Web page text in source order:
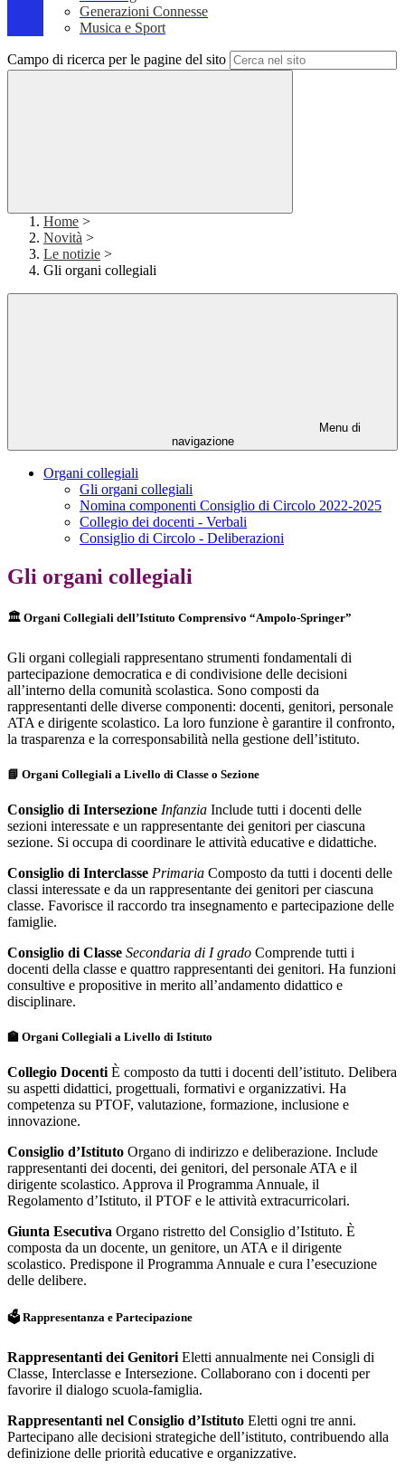
Generazioni Connesse
Musica e Sport
Campo di ricerca per le pagine del sito
Home >
Novità >
Le notizie >
Gli organi collegiali
Menu di
navigazione
Organi collegiali
Gli organi collegiali
Nomina componenti Consiglio di Circolo 2022-2025
Collegio dei docenti - Verbali
Consiglio di Circolo - Deliberazioni
Gli organi collegiali
🏛️ Organi Collegiali dell’Istituto Comprensivo “Ampolo-Springer”
Gli organi collegiali rappresentano strumenti fondamentali di
partecipazione democratica e di condivisione delle decisioni
all’interno della comunità scolastica. Sono composti da
rappresentanti delle diverse componenti: docenti, genitori, personale
ATA e dirigente scolastico. La loro funzione è garantire il confronto,
la trasparenza e la corresponsabilità nella gestione dell’istituto.
📘 Organi Collegiali a Livello di Classe o Sezione
Consiglio di Intersezione Infanzia Include tutti i docenti delle
sezioni interessate e un rappresentante dei genitori per ciascuna
sezione. Si occupa di coordinare le attività educative e didattiche.
Consiglio di Interclasse Primaria Composto da tutti i docenti delle
classi interessate e da un rappresentante dei genitori per ciascuna
classe. Favorisce il raccordo tra insegnamento e partecipazione delle
famiglie.
Consiglio di Classe Secondaria di I grado Comprende tutti i
docenti della classe e quattro rappresentanti dei genitori. Ha funzioni
consultive e propositive in merito all’andamento didattico e
disciplinare.
🏫 Organi Collegiali a Livello di Istituto
Collegio Docenti È composto da tutti i docenti dell’istituto. Delibera
su aspetti didattici, progettuali, formativi e organizzativi. Ha
competenza su PTOF, valutazione, formazione, inclusione e
innovazione.
Consiglio d’Istituto Organo di indirizzo e deliberazione. Include
rappresentanti dei docenti, dei genitori, del personale ATA e il
dirigente scolastico. Approva il Programma Annuale, il
Regolamento d’Istituto, il PTOF e le attività extracurricolari.
Giunta Esecutiva Organo ristretto del Consiglio d’Istituto. È
composta da un docente, un genitore, un ATA e il dirigente
scolastico. Predispone il Programma Annuale e cura l’esecuzione
delle delibere.
🗳️ Rappresentanza e Partecipazione
Rappresentanti dei Genitori Eletti annualmente nei Consigli di
Classe, Interclasse e Intersezione. Collaborano con i docenti per
favorire il dialogo scuola-famiglia.
Rappresentanti nel Consiglio d’Istituto Eletti ogni tre anni.
Partecipano alle decisioni strategiche dell’istituto, contribuendo alla
definizione delle priorità educative e organizzative.